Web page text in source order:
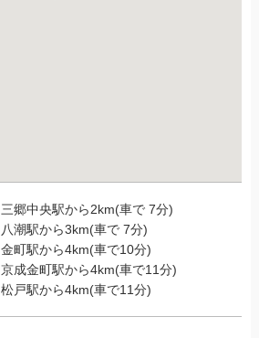
三郷中央駅から2km(車で 7分)
八潮駅から3km(車で 7分)
金町駅から4km(車で10分)
京成金町駅から4km(車で11分)
松戸駅から4km(車で11分)